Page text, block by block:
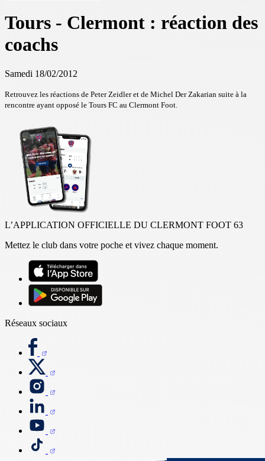
Tours - Clermont : réaction des
coachs
Samedi 18/02/2012
Retrouvez les réactions de Peter Zeidler et de Michel Der Zakarian suite à la
rencontre ayant opposé le Tours FC au Clermont Foot.
L’APPLICATION OFFICIELLE DU CLERMONT FOOT 63
Mettez le club dans votre poche et vivez chaque moment.
Réseaux sociaux